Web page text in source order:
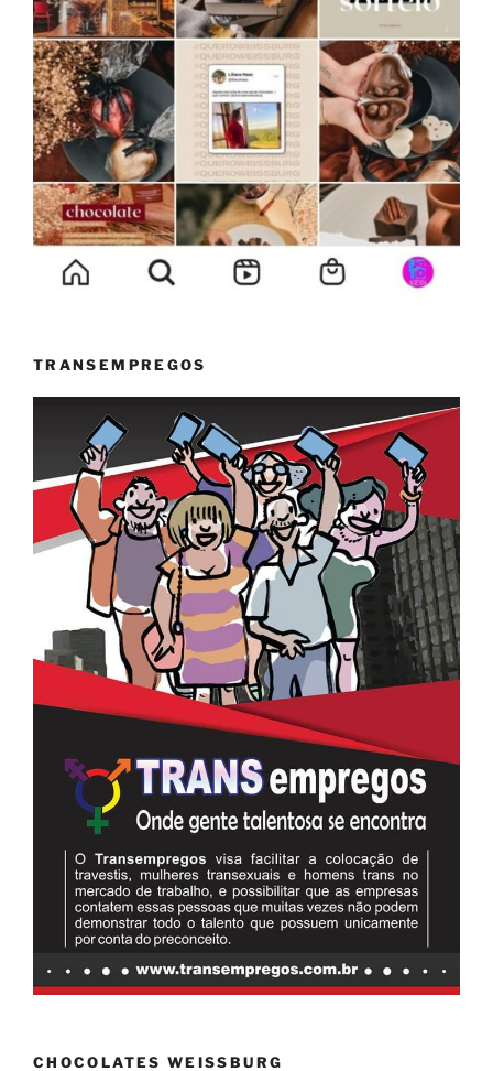
TRANSEMPREGOS
CHOCOLATES WEISSBURG